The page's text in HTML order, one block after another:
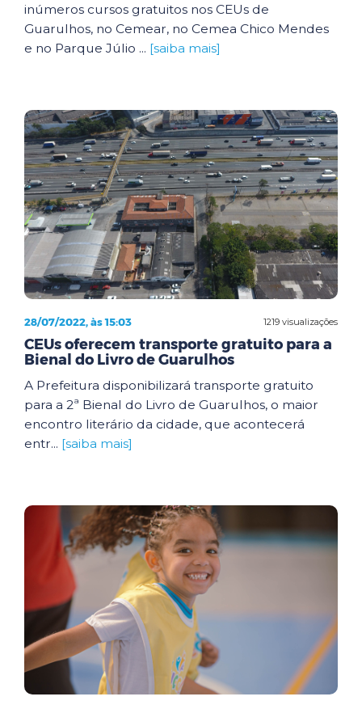
inúmeros cursos gratuitos nos CEUs de
Guarulhos, no Cemear, no Cemea Chico Mendes
e no Parque Júlio ... [saiba mais]
1219 visualizações
28/07/2022, às 15:03
CEUs oferecem transporte gratuito para a
Bienal do Livro de Guarulhos
A Prefeitura disponibilizará transporte gratuito
para a 2ª Bienal do Livro de Guarulhos, o maior
encontro literário da cidade, que acontecerá
entr... [saiba mais]